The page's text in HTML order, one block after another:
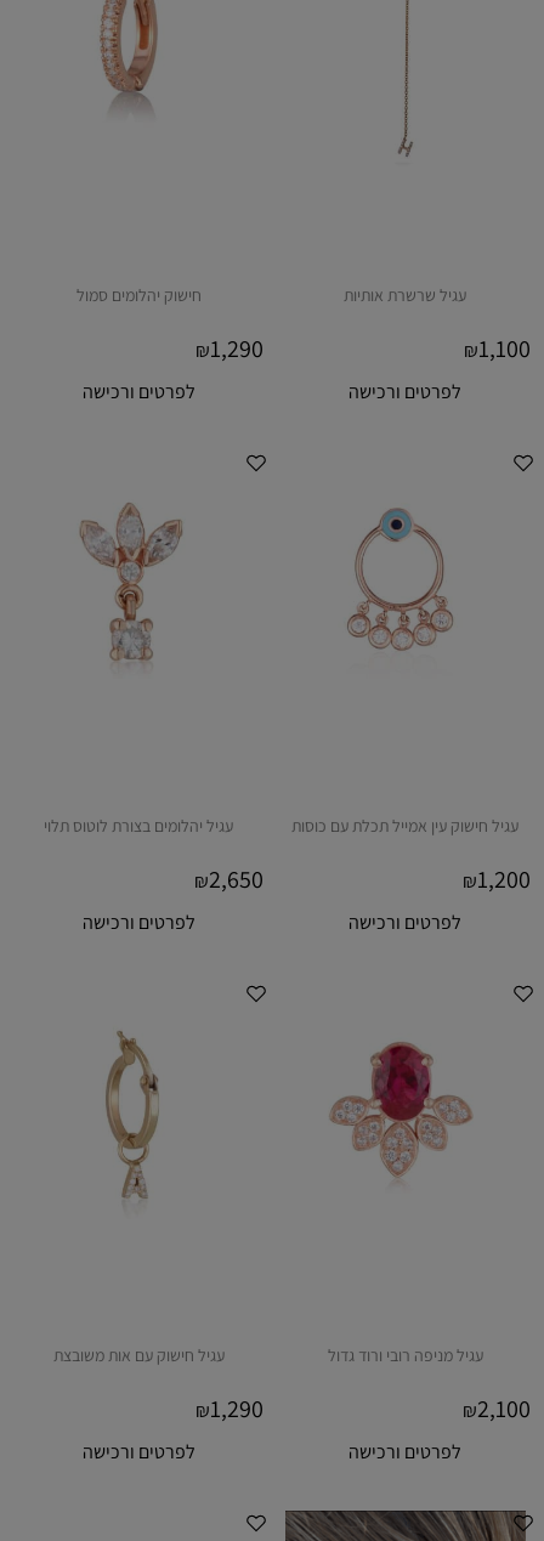
עגיל שרשרת אותיות
₪1,100
לפרטים ורכישה
חישוק יהלומים סמול
₪1,290
לפרטים ורכישה
עגיל חישוק עין אמייל תכלת עם כוסות
₪1,200
לפרטים ורכישה
עגיל יהלומים בצורת לוטוס תלוי
₪2,650
לפרטים ורכישה
עגיל מניפה רובי ורוד גדול
₪2,100
לפרטים ורכישה
עגיל חישוק עם אות משובצת
₪1,290
לפרטים ורכישה